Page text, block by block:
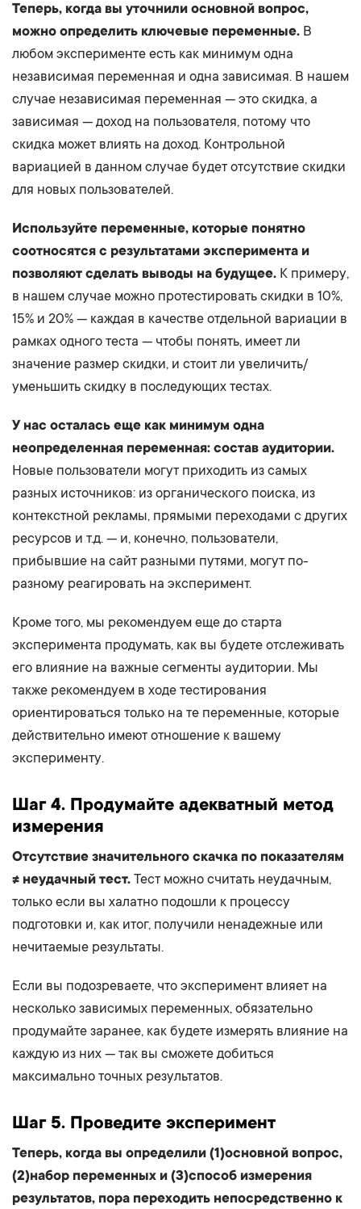
Теперь, когда вы уточнили основной вопрос,
можно определить ключевые переменные. В
любом эксперименте есть как минимум одна
независимая переменная и одна зависимая. В нашем
случае независимая переменная — это скидка, а
зависимая — доход на пользователя, потому что
скидка может влиять на доход. Контрольной
вариацией в данном случае будет отсутствие скидки
для новых пользователей.
Используйте переменные, которые понятно
соотносятся с результатами эксперимента и
позволяют сделать выводы на будущее. К примеру,
в нашем случае можно протестировать скидки в 10%,
15% и 20% — каждая в качестве отдельной вариации в
рамках одного теста — чтобы понять, имеет ли
значение размер скидки, и стоит ли увеличить/
уменьшить скидку в последующих тестах.
У нас осталась еще как минимум одна
неопределенная переменная: состав аудитории.
Новые пользователи могут приходить из самых
разных источников: из органического поиска, из
контекстной рекламы, прямыми переходами с других
ресурсов и т.д. — и, конечно, пользователи,
прибывшие на сайт разными путями, могут по-
разному реагировать на эксперимент.
Кроме того, мы рекомендуем еще до старта
эксперимента продумать, как вы будете отслеживать
его влияние на важные сегменты аудитории. Мы
также рекомендуем в ходе тестирования
ориентироваться только на те переменные, которые
действительно имеют отношение к вашему
эксперименту.
Шаг 4. Продумайте адекватный метод
измерения
Отсутствие значительного скачка по показателям
≠ неудачный тест. Тест можно считать неудачным,
только если вы халатно подошли к процессу
подготовки и, как итог, получили ненадежные или
нечитаемые результаты.
Если вы подозреваете, что эксперимент влияет на
несколько зависимых переменных, обязательно
продумайте заранее, как будете измерять влияние на
каждую из них — так вы сможете добиться
максимально точных результатов.
Шаг 5. Проведите эксперимент
Теперь, когда вы определили (1)основной вопрос,
(2)набор переменных и (3)способ измерения
результатов, пора переходить непосредственно к